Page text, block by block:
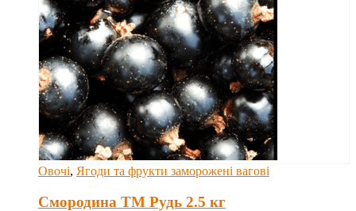
Овочі, Ягоди та фрукти заморожені вагові
Cмородина ТМ Рудь 2.5 кг